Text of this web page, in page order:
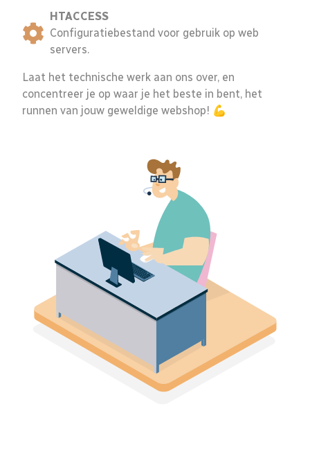
HTACCESS
Configuratiebestand voor gebruik op web
servers.
Laat het technische werk aan ons over, en
concentreer je op waar je het beste in bent, het
runnen van jouw geweldige webshop! 💪